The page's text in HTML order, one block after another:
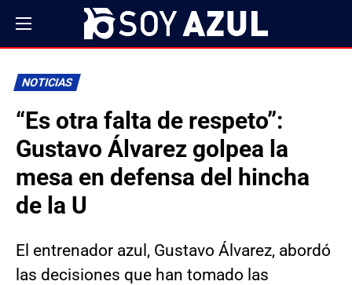
NOTICIAS
“Es otra falta de respeto”:
Gustavo Álvarez golpea la
mesa en defensa del hincha
de la U
El entrenador azul, Gustavo Álvarez, abordó
las decisiones que han tomado las